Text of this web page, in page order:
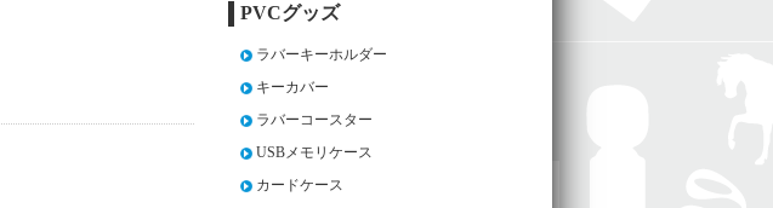
PVCグッズ
ラバーキーホルダー
キーカバー
ラバーコースター
USBメモリケース
カードケース